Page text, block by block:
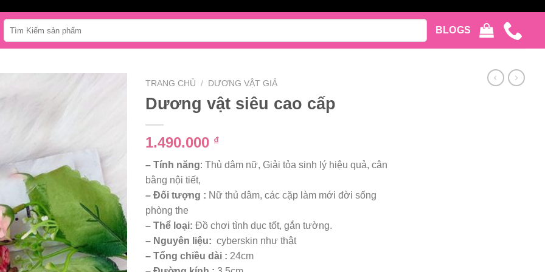
Tìm
kiếm:
BLOGS
TRANG CHỦ / DƯƠNG VẬT GIẢ
Dương vật siêu cao cấp
1.490.000 ₫
– Tính năng: Thủ dâm nữ, Giải tỏa sinh lý hiệu quả, cân
bằng nội tiết,
– Đối tượng : Nữ thủ dâm, các cặp làm mới đời sống
phòng the
– Thể loại: Đồ chơi tình dục tốt, gắn tường.
– Nguyên liệu: cyberskin như thật
– Tổng chiều dài : 24cm